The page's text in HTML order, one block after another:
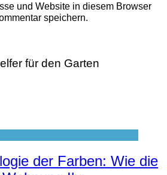
und Website in diesem Browser
speichern.
für den Garten
der Farben: Wie die